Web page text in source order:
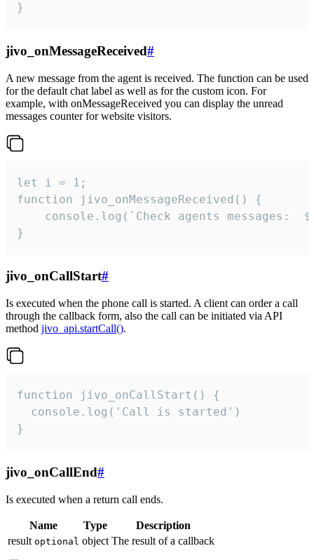
}
jivo_onMessageReceived#
A new message from the agent is received. The function can be used
for the default chat label as well as for the custom icon. For
example, with onMessageReceived you can display the unread
messages counter for website visitors.
let i = 1;
function jivo_onMessageReceived() {
}
jivo_onCallStart#
Is executed when the phone call is started. A client can order a call
through the callback form, also the call can be initiated via API
method jivo_api.startCall().
function jivo_onCallStart() {
  console.log('Call is started')
}
jivo_onCallEnd#
Is executed when a return call ends.
Name Type
Description
result optional object The result of a callback